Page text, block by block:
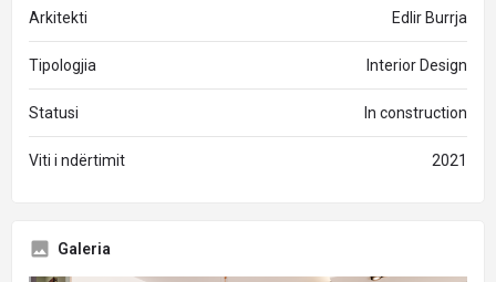
Arkitekti Edlir Burrja
Tipologjia Interior Design
Statusi In construction
Viti i ndërtimit 2021
Galeria